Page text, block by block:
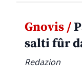
Gnovis /
salti fûr
Redazion